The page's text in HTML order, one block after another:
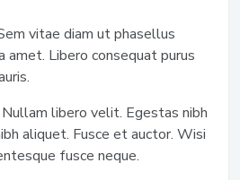
vitae diam ut phasellus
amet. Libero consequat purus
libero velit. Egestas nibh
aliquet. Fusce et auctor. Wisi
fusce neque.